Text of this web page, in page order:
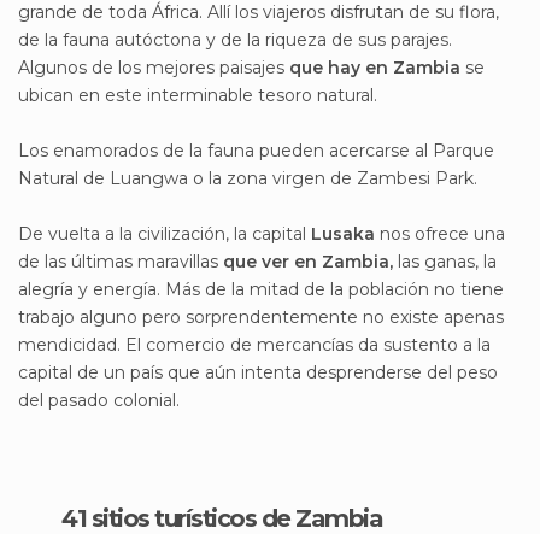
grande de toda África. Allí los viajeros disfrutan de su flora,
de la fauna autóctona y de la riqueza de sus parajes.
Algunos de los mejores paisajes que hay en Zambia se
ubican en este interminable tesoro natural.
Los enamorados de la fauna pueden acercarse al Parque
Natural de Luangwa o la zona virgen de Zambesi Park.
De vuelta a la civilización, la capital Lusaka nos ofrece una
de las últimas maravillas que ver en Zambia, las ganas, la
alegría y energía. Más de la mitad de la población no tiene
trabajo alguno pero sorprendentemente no existe apenas
mendicidad. El comercio de mercancías da sustento a la
capital de un país que aún intenta desprenderse del peso
del pasado colonial.
41 sitios turísticos de Zambia